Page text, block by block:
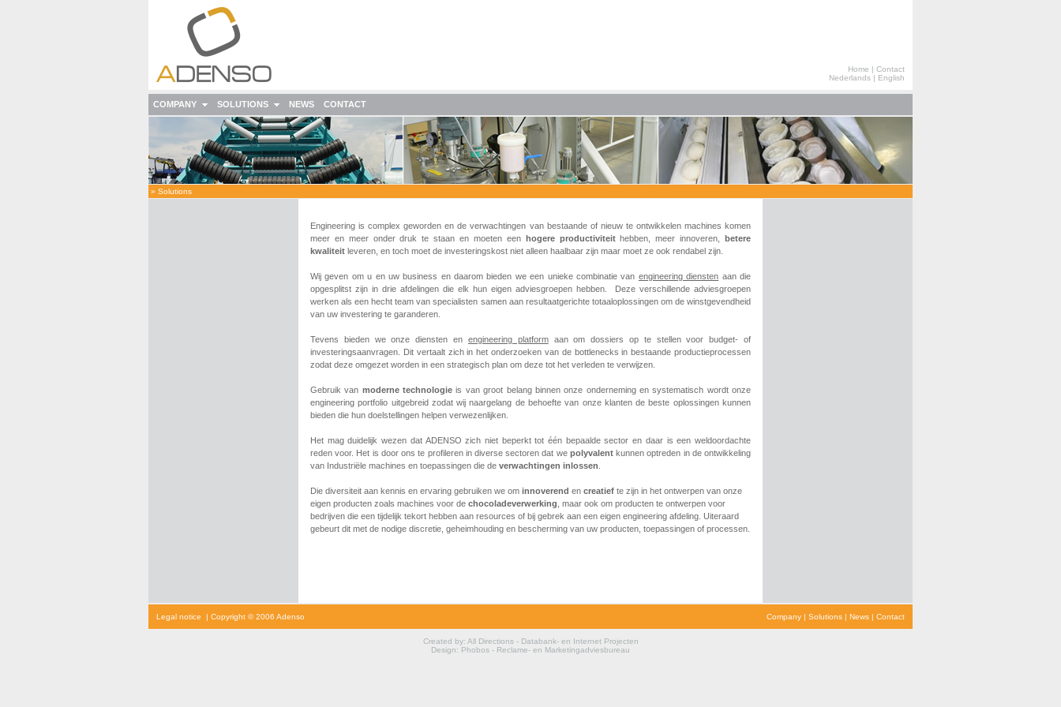
Home | Contact
Nederlands | English
COMPANY SOLUTIONS NEWS CONTACT
» Solutions
Engineering is complex geworden en de verwachtingen van bestaande of nieuw te ontwikkelen machines komen
meer en meer onder druk te staan en moeten een hogere productiviteithebben, meer innoveren,betere
kwaliteit leveren, en toch moet de investeringskost niet alleen haalbaar zijn maar moet ze ook rendabel zijn.
Wij geven om u en uw business en daarom bieden we een unieke combinatie van engineering diensten aan die
opgesplitst zijn in drie afdelingen die elk hun eigen adviesgroepen hebben.
Deze verschillende adviesgroepen
werken als een hecht team van specialisten samen aan resultaatgerichte totaaloplossingen om de winstgevendheid
van uw investering te garanderen.
Tevens bieden we onze diensten en engineering platformaan om dossiers op te stellen voor budget- of
investeringsaanvragen. Dit vertaalt zich in het onderzoeken van de bottlenecks in bestaande productieprocessen
zodat deze omgezet worden in een strategisch plan om deze tot het verleden te verwijzen.
Gebruik van moderne technologie is van groot belang binnen onze onderneming en systematisch wordt onze
engineering portfolio uitgebreid zodat wij naargelang de behoefte van onze klanten de beste oplossingen kunnen
bieden die hun doelstellingen helpen verwezenlijken.
Het mag duidelijk wezen dat ADENSO zich niet beperkt tot één bepaalde sector en daar is een weldoordachte
reden voor. Het is door ons te profileren in diverse sectoren dat we polyvalentkunnen optreden in de ontwikkeling
van Industriële machines en toepassingen die de verwachtingen inlossen
Die diversiteit aan kennis en ervaring gebruiken we om innoverend en creatief te zijn in het ontwerpen van onze
eigen producten zoals machines voor de chocoladeverwerking , maar ook om producten te ontwerpen voor
bedrijven die een tijdelijk tekort hebben aan resources of bij gebrek aan een eigen engineering afdeling. Uiteraard
gebeurt dit met de nodige discretie, geheimhouding en bescherming van uw producten, toepassingen of processen.
Legal notice | Copyright © 2006 Adenso Company | Solutions | News | Contact
Created by: All Directions - Databank- en Internet Projecten
Design: Phobos - Reclame- en Marketingadviesbureau